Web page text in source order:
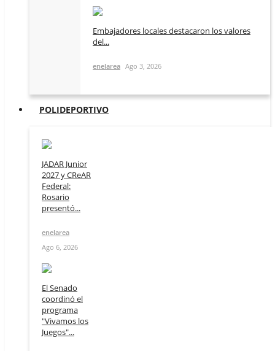
Embajadores locales destacaron los valores
del...
enelarea Ago 3, 2026
POLIDEPORTIVO
JADAR Junior
2027 y CReAR
Federal:
Rosario
presentó...
enelarea
Ago 6, 2026
El Senado
coordinó el
programa
"Vivamos los
Juegos"...